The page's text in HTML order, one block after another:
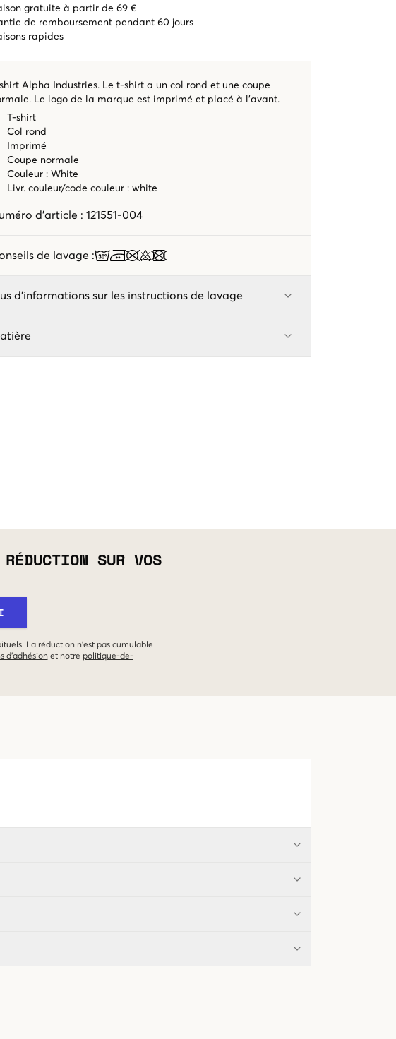
gratuite à partir de 69 €
de remboursement pendant 60 jours
rapides
Alpha Industries. Le t-shirt a un col rond et une coupe
Le logo de la marque est imprimé et placé à l’avant.
T-shirt
Col rond
Imprimé
Coupe normale
Couleur : White
Livr. couleur/code couleur : white
d'article : 121551-004
de lavage :
d'informations sur les instructions de lavage
SUR VOS
La réduction n'est pas cumulable
d'adhésion et notre politique-de-